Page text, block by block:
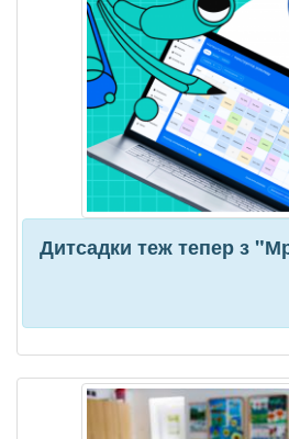
Дитсадки теж тепер з